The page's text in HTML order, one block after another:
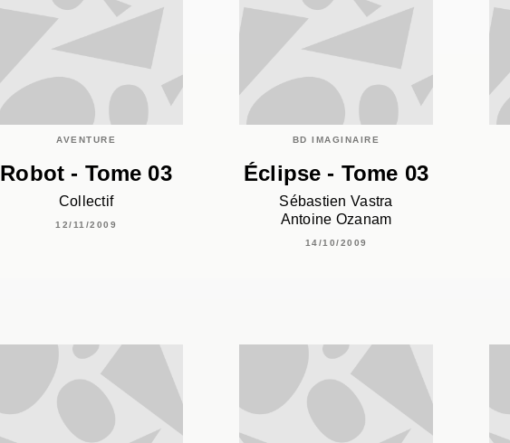
AVENTURE
Robot - Tome 03
Collectif
12/11/2009
BD IMAGINAIRE
Éclipse - Tome 03
Sébastien Vastra
Antoine Ozanam
14/10/2009